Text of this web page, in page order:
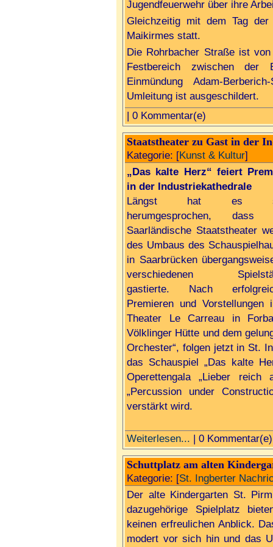
Jugendfeuerwehr über ihre
Gleichzeitig mit dem Tag
Maikirmes statt.
Die Rohrbacher Straße ist
Festbereich zwischen der
Einmündung Adam-
Umleitung ist ausgeschildert.
| 0 Kommentar(e)
Staatstheater zu Gast in der
Kategorie: [Kunst & Kultur]
„Das kalte Herz“ feiert
in der Industriekathedrale
Längst hat es
herumgesprochen, dass
Saarländische Staatstheater
des Umbaus des
in Saarbrücken
verschiedenen
gastierte. Nach
Premieren und
Theater Le Carreau in
Völklinger Hütte und dem
Orchester“, folgen jetzt in St.
das Schauspiel „Das kalte
Operettengala „Lieber reich
„Percussion under
verstärkt wird.
Weiterlesen... | 0 Kommentar(e)
Schuttplatz am alten
Kategorie: [St. Ingberter
Der alte Kindergarten St.
dazugehörige Spielplatz
keinen erfreulichen Anblick.
modert vor sich hin und das